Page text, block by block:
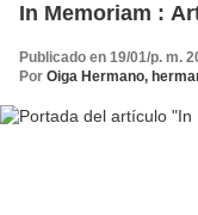
In Memoriam :
Publicado en 19/01/p. m.
Por Oiga Hermano,